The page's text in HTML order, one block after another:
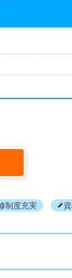
制度充実